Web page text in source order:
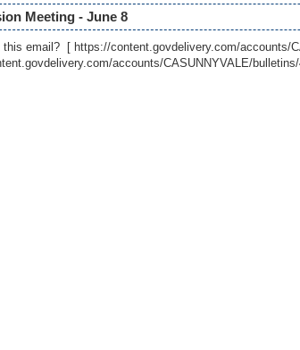
Meeting - June 8
this email? [ https://content.govdelivery.com/accounts/
accounts/CASUNNYVALE/